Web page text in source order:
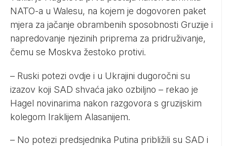
NATO-a u Walesu, na kojem je dogovoren paket
mjera za jačanje obrambenih sposobnosti Gruzije i
napredovanje njezinih priprema za pridruživanje,
čemu se Moskva žestoko protivi.
– Ruski potezi ovdje i u Ukrajini dugoročni su
izazov koji SAD shvaća jako ozbiljno – rekao je
Hagel novinarima nakon razgovora s gruzijskim
kolegom Iraklijem Alasanijem.
– No potezi predsjednika Putina približili su SAD i